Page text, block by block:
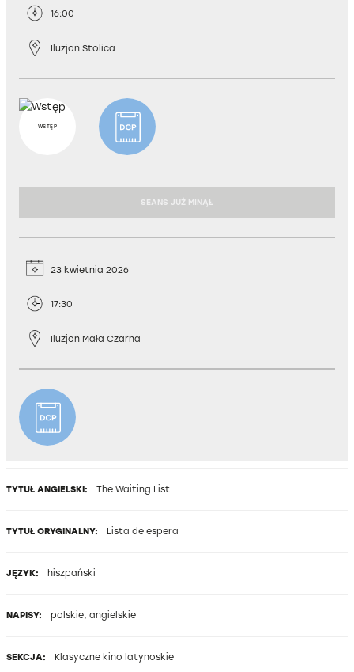
16:00
Iluzjon Stolica
WSTĘP KOPIA CYFROWA
SEANS JUŻ MINĄŁ
23 kwietnia 2026
17:30
Iluzjon Mała Czarna
KOPIA CYFROWA
TYTUŁ ANGIELSKI: The Waiting List
TYTUŁ ORYGINALNY: Lista de espera
JĘZYK: hiszpański
NAPISY: polskie, angielskie
SEKCJA: Klasyczne kino latynoskie